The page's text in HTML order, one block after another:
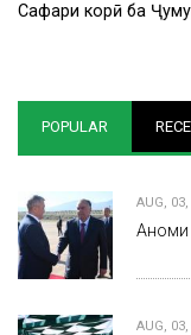
Сафари корӣ ба
POPULAR
AUG,
AUG,